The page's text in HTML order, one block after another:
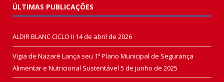
ÚLTIMAS PUBLICAÇÕES
ALDIR BLANC CICLO II 14 de abril de 2026
Vigia de Nazaré Lança seu 1º Plano Municipal de Segurança
Alimentar e Nutricional Sustentável 5 de junho de 2025